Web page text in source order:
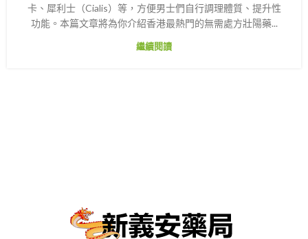
卡、犀利士（Cialis）等，方便男士們自行調理體質、提升性
功能。本篇文章將為你介紹香港最熱門的無需處方壯陽藥...
繼續閱讀